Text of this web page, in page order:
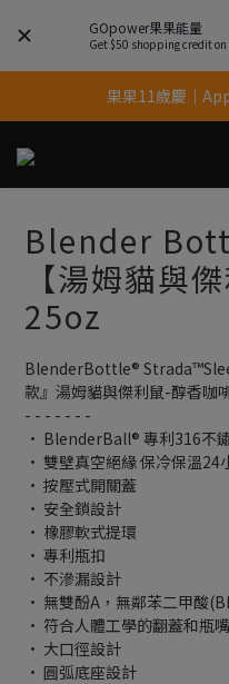
GOpower果果能量
Get $50 shopping credit
果果11歲慶｜
果果11歲慶｜
結帳輸入優惠代碼【
果果11歲慶｜
Blender
【湯姆貓與
25oz
BlenderBottle®
款』湯姆貓與傑利鼠-醇香咖
- - - - - - -
• BlenderBall® 專利316不
• 雙壁真空絕緣 保冷保溫24
• 按壓式開關蓋
• 安全鎖設計
• 橡膠軟式提環
• 專利瓶扣
• 不滲漏設計
• 無雙酚A，無鄰苯二甲酸
• 符合人體工學的翻蓋和瓶嘴
• 大口徑設計
• 圓弧底座設計